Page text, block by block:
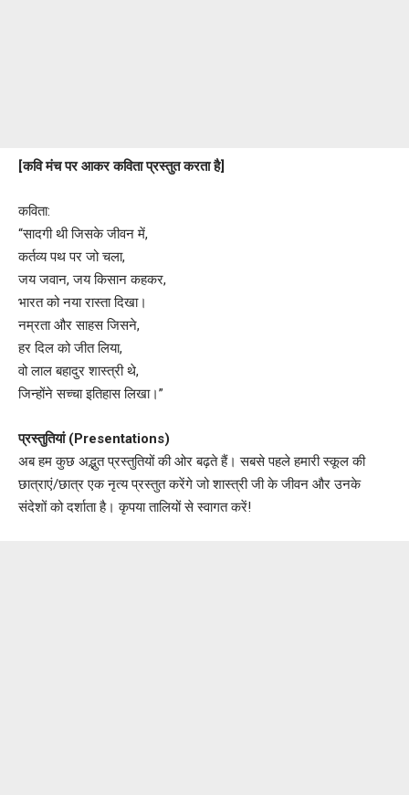
[कवि मंच पर आकर कविता प्रस्तुत करता है]
कविता:
“सादगी थी जिसके जीवन में,
कर्तव्य पथ पर जो चला,
जय जवान, जय किसान कहकर,
भारत को नया रास्ता दिखा।
नम्रता और साहस जिसने,
हर दिल को जीत लिया,
वो लाल बहादुर शास्त्री थे,
जिन्होंने सच्चा इतिहास लिखा।”
प्रस्तुतियां (Presentations)
अब हम कुछ अद्भुत प्रस्तुतियों की ओर बढ़ते हैं। सबसे पहले हमारी स्कूल की
छात्राएं/छात्र एक नृत्य प्रस्तुत करेंगे जो शास्त्री जी के जीवन और उनके
संदेशों को दर्शाता है। कृपया तालियों से स्वागत करें!